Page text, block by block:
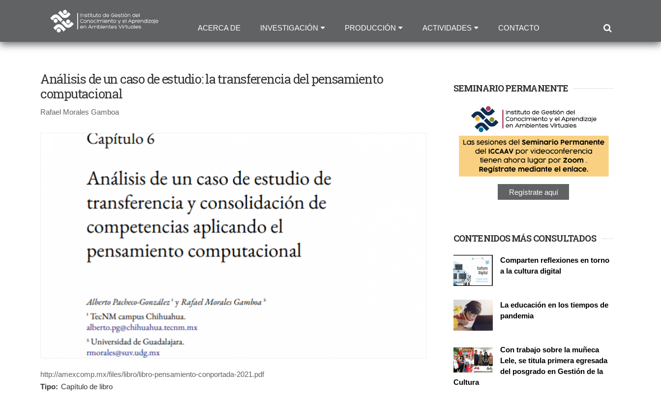
contenido
principal
ACERCA DE INVESTIGACIÓN PRODUCCIÓN ACTIVIDADES CONTACTO
Análisis de un caso de estudio: la transferencia del pensamiento
computacional
Rafael Morales Gamboa
http://amexcomp.mx/files/libro/libro-pensamiento-conportada-2021.pdf
Tipo: Capítulo de libro
SEMINARIO PERMANENTE
Regístrate aquí
CONTENIDOS MÁS CONSULTADOS
Comparten reflexiones en torno
a la cultura digital
La educación en los tiempos de
pandemia
Con trabajo sobre la muñeca
Lele, se titula primera egresada
del posgrado en Gestión de la
Cultura